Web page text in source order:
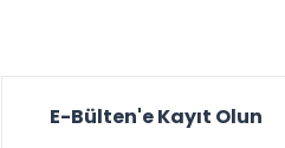
E-Bülten'e Kayıt Olun